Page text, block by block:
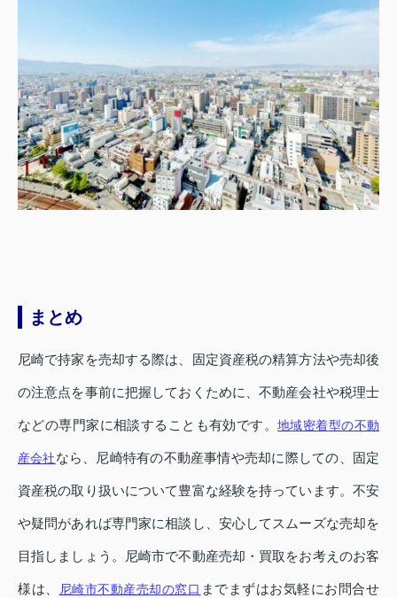
まとめ
尼崎で持家を売却する際は、固定資産税の精算方法や売却後
の注意点を事前に把握しておくために、不動産会社や税理士
などの専門家に相談することも有効です。地域密着型の不動
産会社なら、尼崎特有の不動産事情や売却に際しての、固定
資産税の取り扱いについて豊富な経験を持っています。不安
や疑問があれば専門家に相談し、安心してスムーズな売却を
目指しましょう。尼崎市で不動産売却・買取をお考えのお客
様は、 尼崎市不動産売却の窓口 までまずはお気軽にお問合せ